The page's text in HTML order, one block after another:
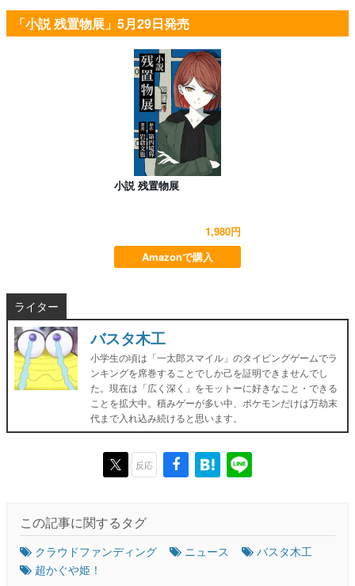
「小説 残置物展」5月29日発売
小説 残置物展
1,980円
Amazonで購入
ライター
バスタ木工
小学生の頃は「一太郎スマイル」のタイピングゲームでラ
ンキングを席巻することでしか己を証明できませんでし
た。現在は「広く深く」をモットーに好きなこと・できる
ことを拡大中。積みゲーが多い中、ポケモンだけは万劫末
代まで入れ込み続けると思います。
反応
この記事に関するタグ
クラウドファンディング ニュース
バスタ木工
超かぐや姫！